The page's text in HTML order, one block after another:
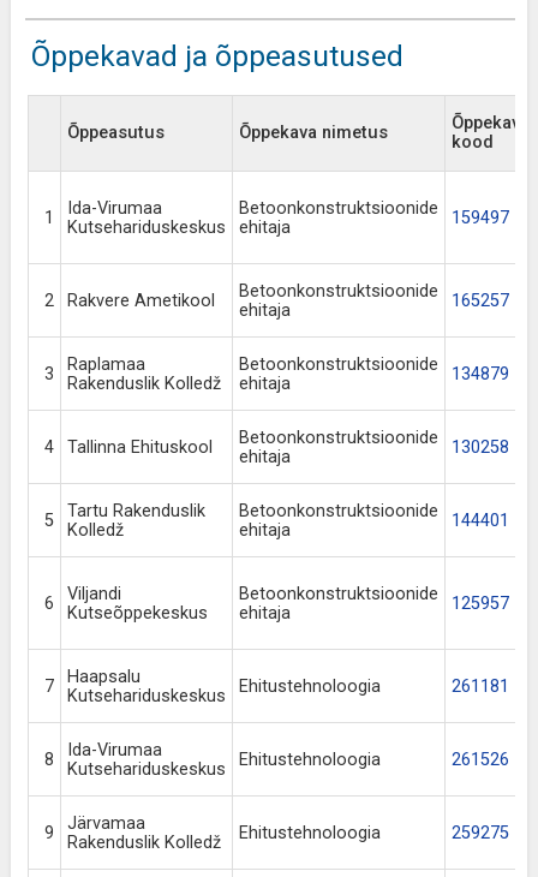
Õppekavad ja õppeasutused
Õppeasutus Õppekava nimetus
Õppekava
kood
1
Ida-Virumaa
Kutsehariduskeskus
Betoonkonstruktsioonide
ehitaja
159497
2 Rakvere Ametikool
Betoonkonstruktsioonide
ehitaja
165257
3
Raplamaa
Rakenduslik Kolledž
Betoonkonstruktsioonide
ehitaja
134879
4 Tallinna Ehituskool
Betoonkonstruktsioonide
ehitaja
130258
5
Tartu Rakenduslik
Kolledž
Betoonkonstruktsioonide
ehitaja
144401
6
Viljandi
Kutseõppekeskus
Betoonkonstruktsioonide
ehitaja
125957
7
Haapsalu
Kutsehariduskeskus
Ehitustehnoloogia 261181
8
Ida-Virumaa
Kutsehariduskeskus
Ehitustehnoloogia 261526
9
Järvamaa
Rakenduslik Kolledž
Ehitustehnoloogia 259275